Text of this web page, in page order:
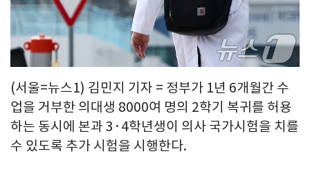
(서울=뉴스1) 김민지 기자 = 정부가 1년 6개월간 수
업을 거부한 의대생 8000여 명의 2학기 복귀를 허용
하는 동시에 본과 3·4학년생이 의사 국가시험을 치를
수 있도록 추가 시험을 시행한다.